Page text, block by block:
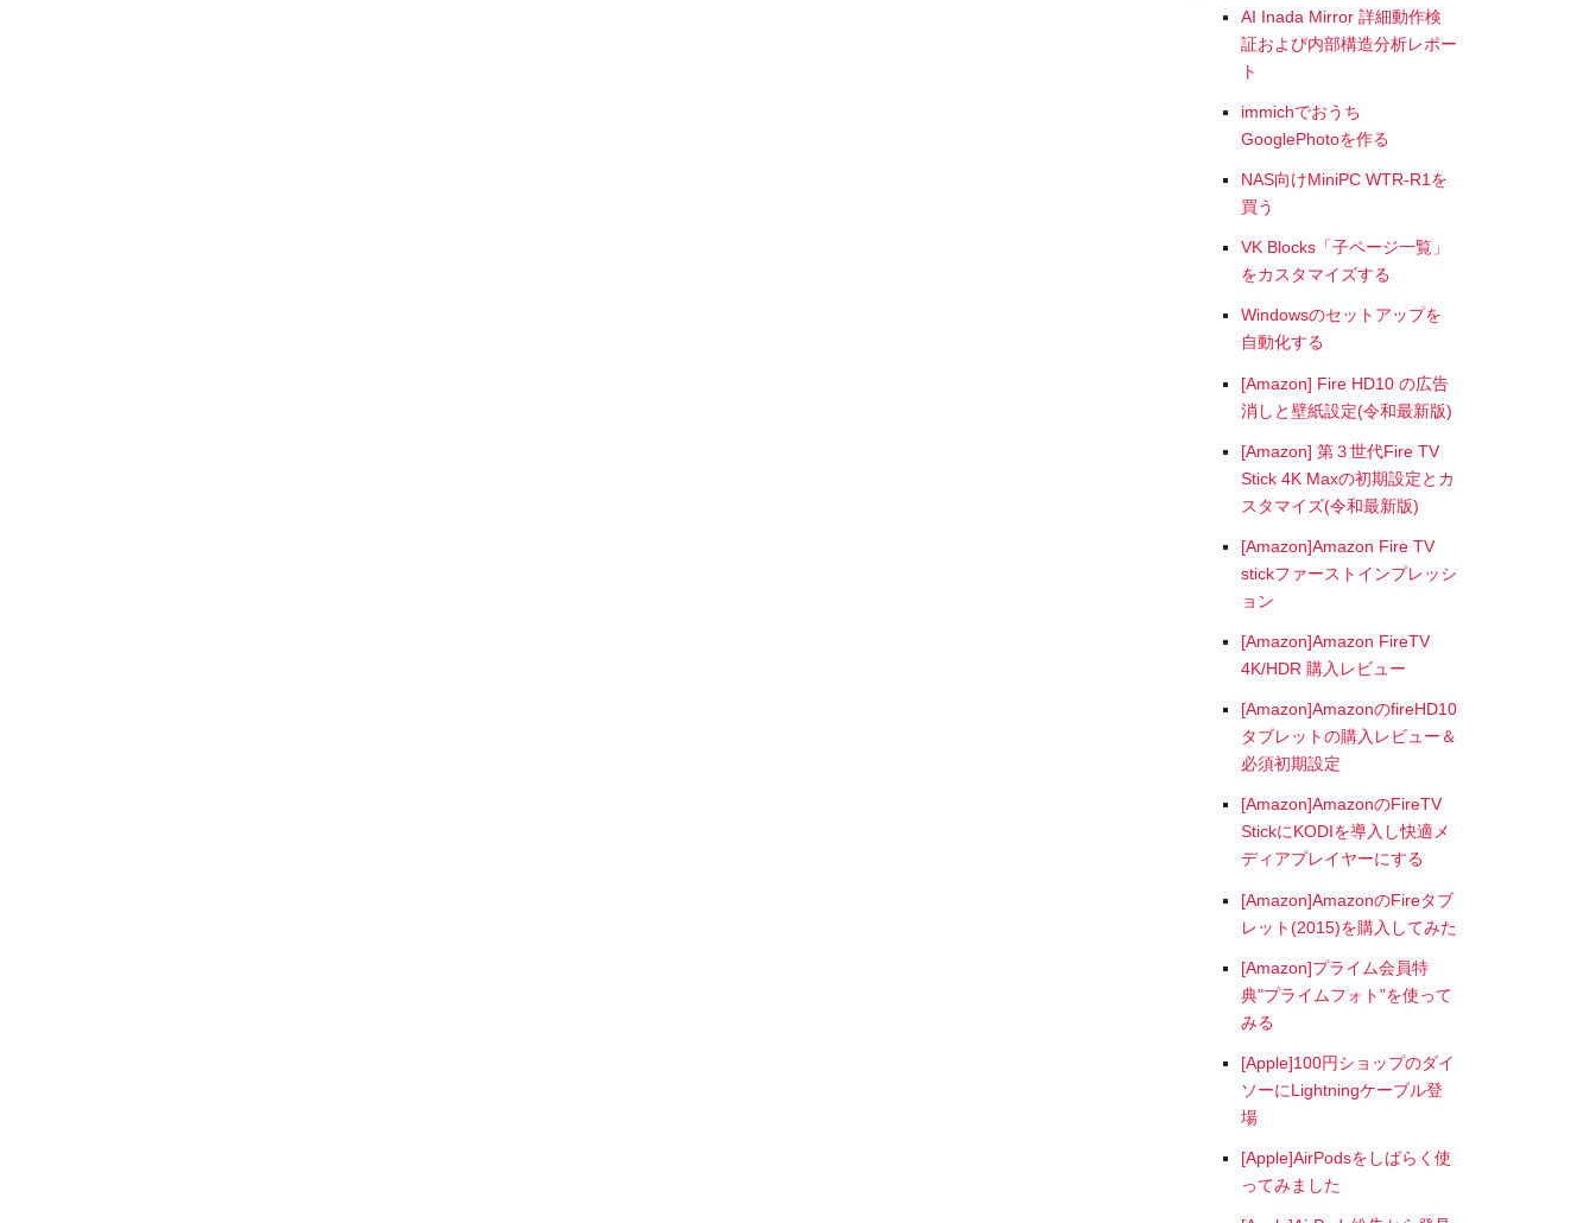
AI Inada Mirror 詳細動作検
証および内部構造分析レポー
ト
immichでおうち
GooglePhotoを作る
NAS向けMiniPC WTR-R1を
買う
VK Blocks「子ページ一覧」
をカスタマイズする
Windowsのセットアップを
自動化する
[Amazon] Fire HD10 の広告
消しと壁紙設定(令和最新版)
[Amazon] 第３世代Fire TV
Stick 4K Maxの初期設定とカ
スタマイズ(令和最新版)
[Amazon]Amazon Fire TV
stickファーストインプレッシ
ョン
[Amazon]Amazon FireTV
4K/HDR 購入レビュー
[Amazon]AmazonのfireHD10
タブレットの購入レビュー＆
必須初期設定
[Amazon]AmazonのFireTV
StickにKODIを導入し快適メ
ディアプレイヤーにする
[Amazon]AmazonのFireタブ
レット(2015)を購入してみた
[Amazon]プライム会員特
典"プライムフォト"を使って
みる
[Apple]100円ショップのダイ
ソーにLightningケーブル登
場
[Apple]AirPodsをしばらく使
ってみました